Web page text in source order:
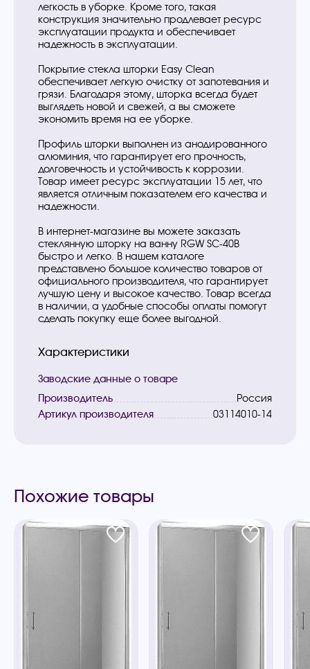
легкость в уборке. Кроме того, такая
конструкция значительно продлевает ресурс
эксплуатации продукта и обеспечивает
надежность в эксплуатации.
Покрытие стекла шторки Easy Clean
обеспечивает легкую очистку от запотевания и
грязи. Благодаря этому, шторка всегда будет
выглядеть новой и свежей, а вы сможете
экономить время на ее уборке.
Профиль шторки выполнен из анодированного
алюминия, что гарантирует его прочность,
долговечность и устойчивость к коррозии.
Товар имеет ресурс эксплуатации 15 лет, что
является отличным показателем его качества и
надежности.
В интернет-магазине вы можете заказать
стеклянную шторку на ванну RGW SC-40В
быстро и легко. В нашем каталоге
представлено большое количество товаров от
официального производителя, что гарантирует
лучшую цену и высокое качество. Товар всегда
в наличии, а удобные способы оплаты помогут
сделать покупку еще более выгодной.
Характеристики
Заводские данные о товаре
Производитель
Россия
Артикул производителя
03114010-14
Похожие товары